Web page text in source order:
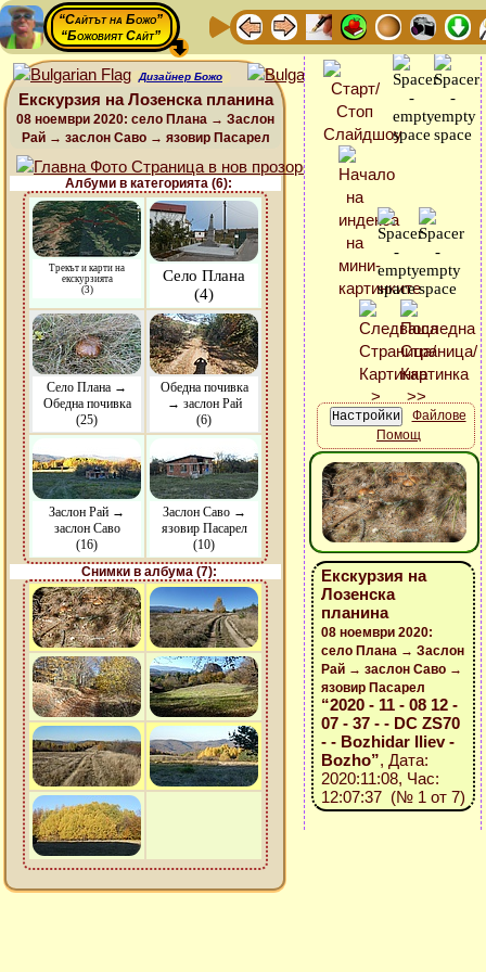
“Сайтът на Божо”
“Божовият Сайт”
Дизайнер Божо
Екскурзия на Лозенска планина
08 ноември 2020: село Плана → Заслон
Рай → заслон Саво → язовир Пасарел
Албуми в категорията (6):
Трекът и карти на
екскурзията
(3)
Село Плана
(4)
Село Плана →
Обедна почивка
(25)
Обедна почивка
→ заслон Рай
(6)
Заслон Рай →
заслон Саво
(16)
Заслон Саво →
язовир Пасарел
(10)
Снимки в албума (7):
Файлове
Помощ
Екскурзия на
Лозенска
планина
08 ноември 2020:
село Плана → Заслон
Рай → заслон Саво →
язовир Пасарел
“2020 - 11 - 08 12 -
07 - 37 - - DC ZS70
- - Bozhidar Iliev -
Bozho”, Дата:
2020:11:08, Час:
12:07:37 (№ 1 от 7)